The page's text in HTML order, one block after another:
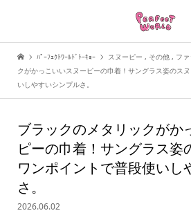
ﾊﾟｰﾌｪｸﾄﾜｰﾙﾄﾞﾄｰｷｮｰ スヌーピー , その他 , フ
クがかっこいいスヌーピーの巾着！サングラス姿のス
いしやすいシンプルさ。
ブラックのメタリックがか
ピーの巾着！サングラス姿
ワンポイントで普段使いし
さ。
2026.06.02